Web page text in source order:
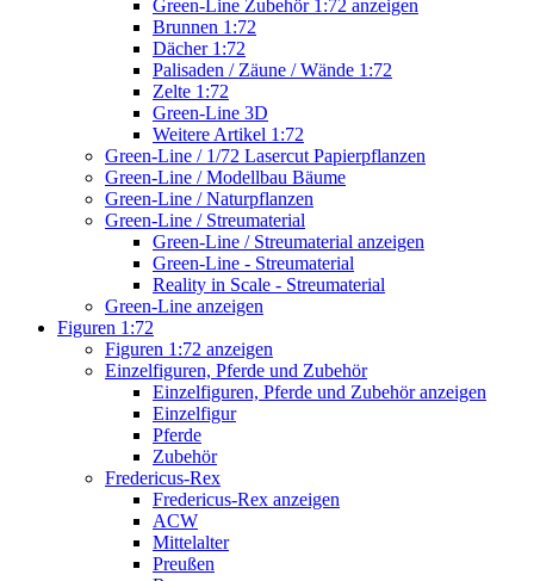
Green-Line Zubehör 1:72 anzeigen
Brunnen 1:72
Dächer 1:72
Palisaden / Zäune / Wände 1:72
Zelte 1:72
Green-Line 3D
Weitere Artikel 1:72
Green-Line / 1/72 Lasercut Papierpflanzen
Green-Line / Modellbau Bäume
Green-Line / Naturpflanzen
Green-Line / Streumaterial
Green-Line / Streumaterial anzeigen
Green-Line - Streumaterial
Reality in Scale - Streumaterial
Green-Line anzeigen
Figuren 1:72
Figuren 1:72 anzeigen
Einzelfiguren, Pferde und Zubehör
Einzelfiguren, Pferde und Zubehör anzeigen
Einzelfigur
Pferde
Zubehör
Fredericus-Rex
Fredericus-Rex anzeigen
ACW
Mittelalter
Preußen